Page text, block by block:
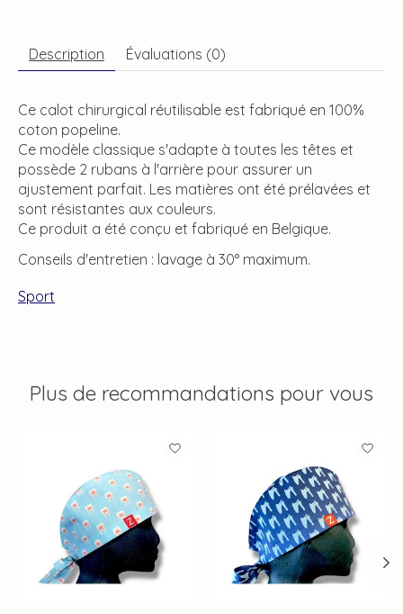
Description Évaluations (0)
Ce calot chirurgical réutilisable est fabriqué en 100%
coton popeline.
Ce modèle classique s'adapte à toutes les têtes et
possède 2 rubans à l'arrière pour assurer un
ajustement parfait. Les matières ont été prélavées et
sont résistantes aux couleurs.
Ce produit a été conçu et fabriqué en Belgique.
Conseils d'entretien : lavage à 30° maximum.
Sport
Plus de recommandations pour vous
Articles du carrousel de produits